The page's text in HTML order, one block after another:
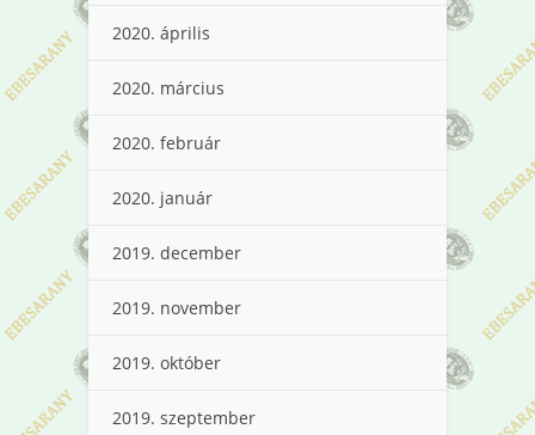
2020. április
2020. március
2020. február
2020. január
2019. december
2019. november
2019. október
2019. szeptember